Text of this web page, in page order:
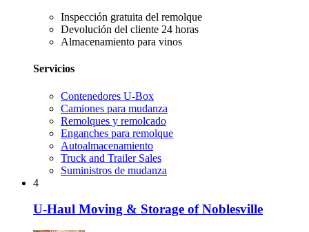
Inspección gratuita del remolque
Devolución del cliente 24 horas
Almacenamiento para vinos
Servicios
Contenedores U-Box
Camiones para mudanza
Remolques y remolcado
Enganches para remolque
Autoalmacenamiento
Truck and Trailer Sales
Suministros de mudanza
4
U-Haul Moving & Storage of Noblesville